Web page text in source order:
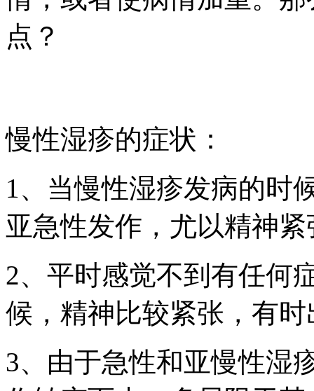
点？
慢性湿疹的症状：
1、当慢性湿疹发病的时
亚急性发作，尤以精神
2、平时感觉不到有任何
候，精神比较紧张，有
3、由于急性和亚慢性湿